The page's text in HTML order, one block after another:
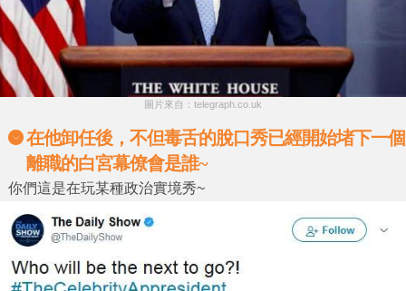
圖片來自：telegraph.co.uk
在他卸任後，不但毒舌的脫口秀已經開始堵下一個
離職的白宮幕僚會是誰~
你們這是在玩某種政治實境秀~